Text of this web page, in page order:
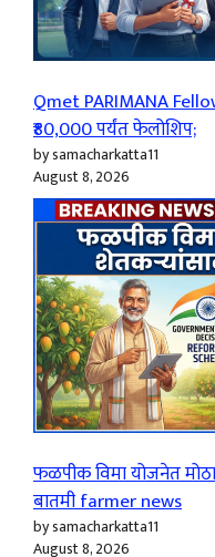
Qmet PARIMANA
₹80,000 पर्यंत फेलोशिप;
by samacharkatta11
August 8, 2026
फळपीक विमा योजनेत
बातमी farmer news
by samacharkatta11
August 8, 2026